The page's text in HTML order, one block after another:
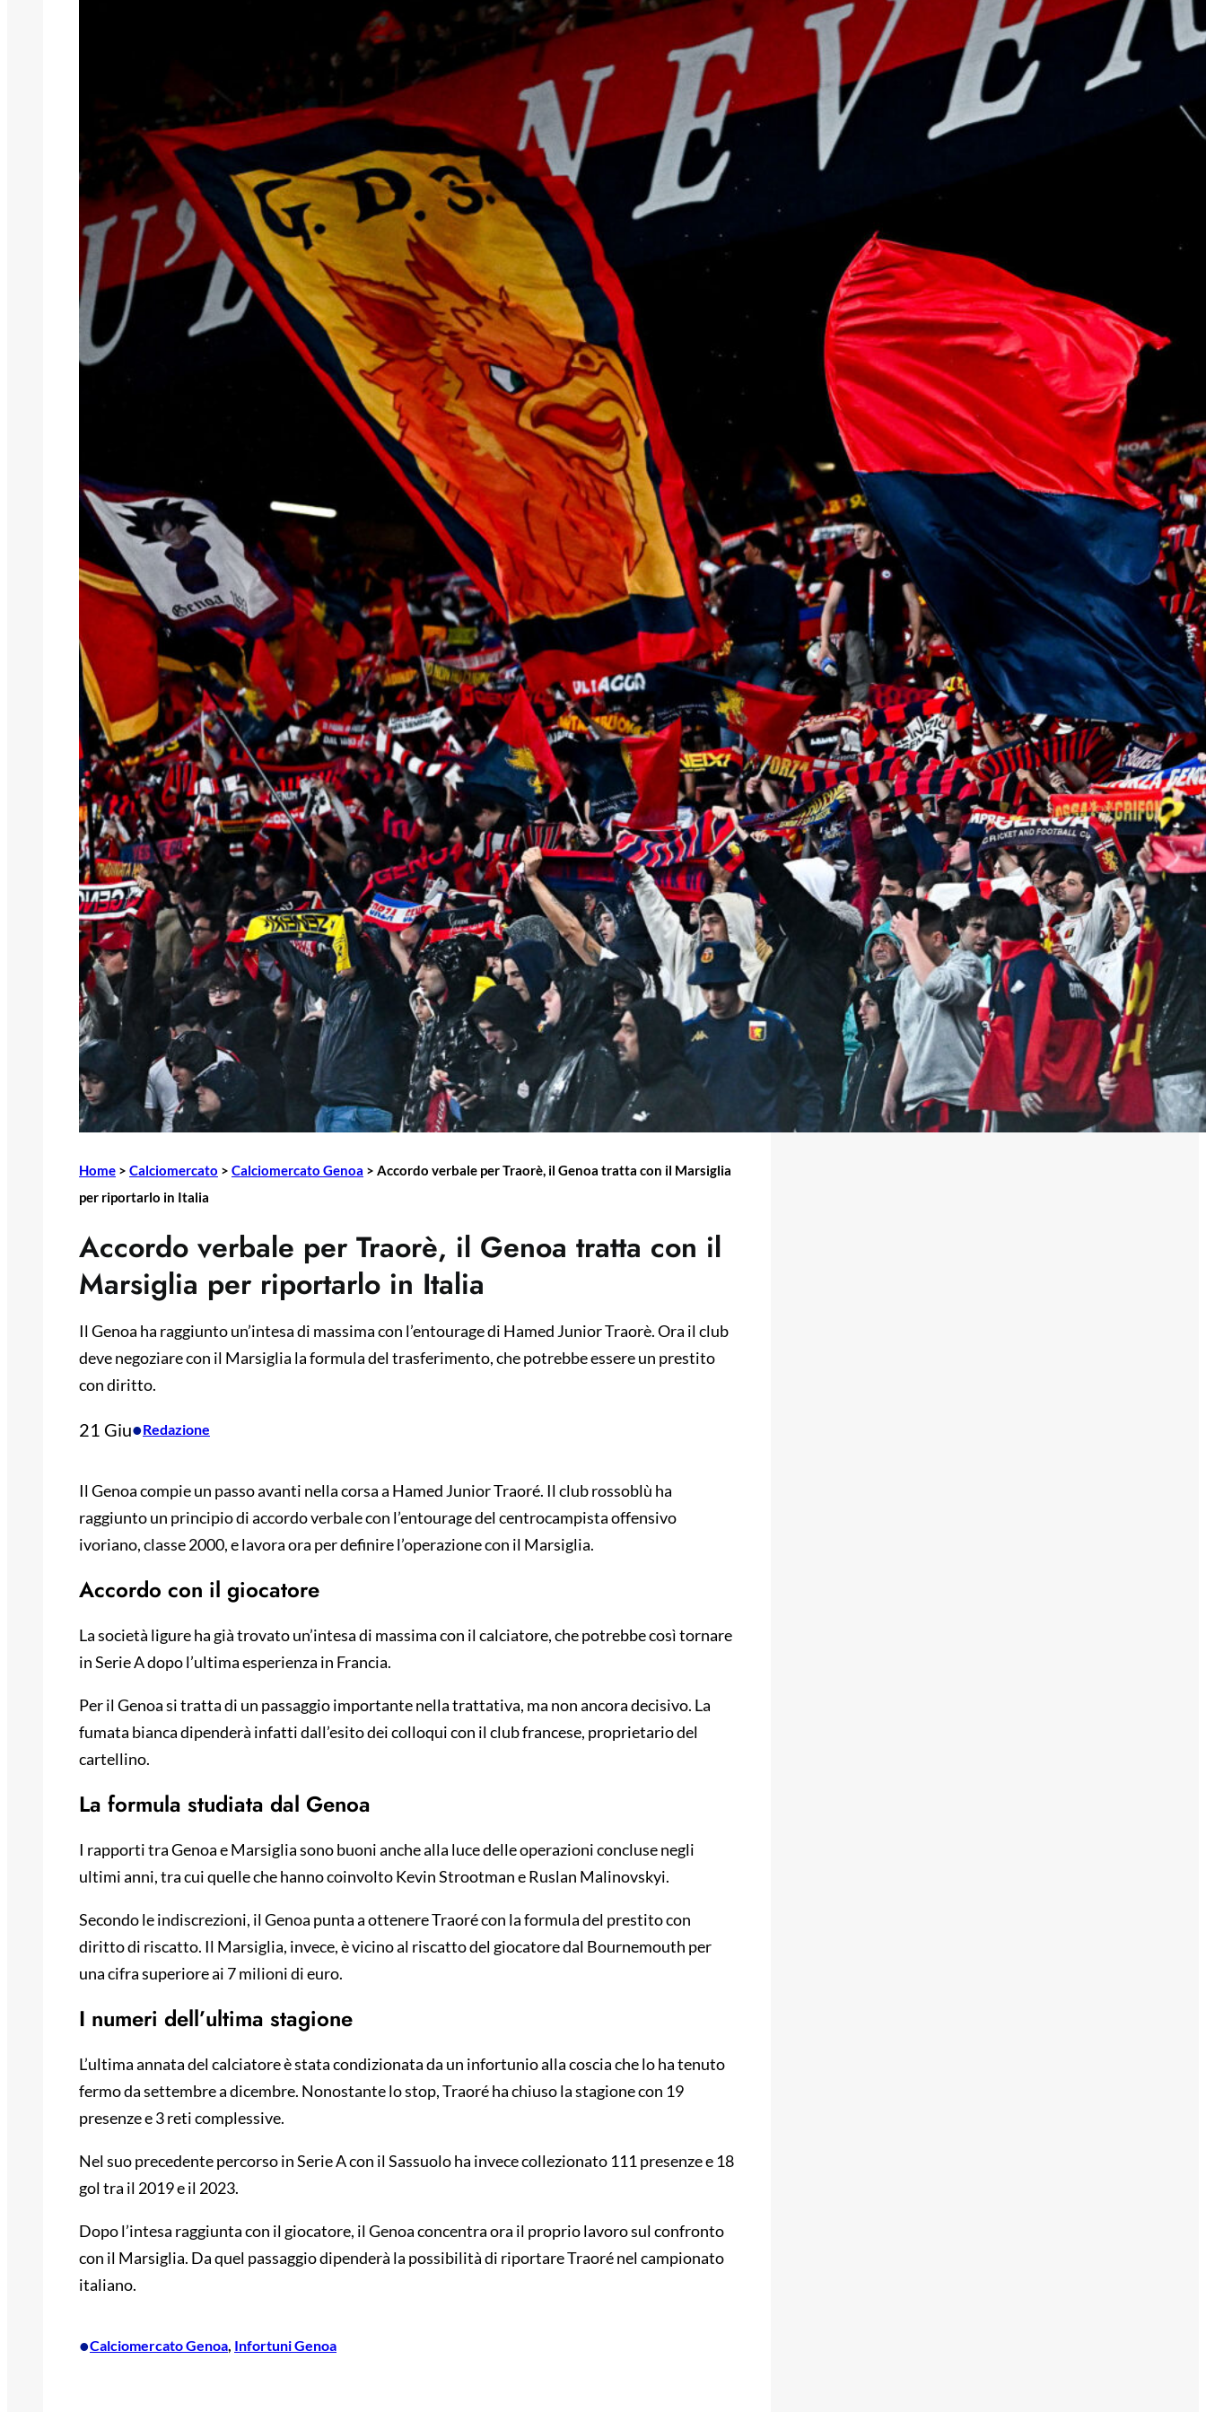
Home > Calciomercato > Calciomercato Genoa > Accordo verbale per Traorè, il Genoa tratta con il Marsiglia
per riportarlo in Italia
Accordo verbale per Traorè, il Genoa tratta con il
Marsiglia per riportarlo in Italia
Il Genoa ha raggiunto un’intesa di massima con l’entourage di Hamed Junior Traorè. Ora il club
deve negoziare con il Marsiglia la formula del trasferimento, che potrebbe essere un prestito
con diritto.
21 Giu•Redazione
Il Genoa compie un passo avanti nella corsa a Hamed Junior Traoré. Il club rossoblù ha
raggiunto un principio di accordo verbale con l’entourage del centrocampista offensivo
ivoriano, classe 2000, e lavora ora per definire l’operazione con il Marsiglia.
Accordo con il giocatore
La società ligure ha già trovato un’intesa di massima con il calciatore, che potrebbe così tornare
in Serie A dopo l’ultima esperienza in Francia.
Per il Genoa si tratta di un passaggio importante nella trattativa, ma non ancora decisivo. La
fumata bianca dipenderà infatti dall’esito dei colloqui con il club francese, proprietario del
cartellino.
La formula studiata dal Genoa
I rapporti tra Genoa e Marsiglia sono buoni anche alla luce delle operazioni concluse negli
ultimi anni, tra cui quelle che hanno coinvolto Kevin Strootman e Ruslan Malinovskyi.
Secondo le indiscrezioni, il Genoa punta a ottenere Traoré con la formula del prestito con
diritto di riscatto. Il Marsiglia, invece, è vicino al riscatto del giocatore dal Bournemouth per
una cifra superiore ai 7 milioni di euro.
I numeri dell’ultima stagione
L’ultima annata del calciatore è stata condizionata da un infortunio alla coscia che lo ha tenuto
fermo da settembre a dicembre. Nonostante lo stop, Traoré ha chiuso la stagione con 19
presenze e 3 reti complessive.
Nel suo precedente percorso in Serie A con il Sassuolo ha invece collezionato 111 presenze e 18
gol tra il 2019 e il 2023.
Dopo l’intesa raggiunta con il giocatore, il Genoa concentra ora il proprio lavoro sul confronto
con il Marsiglia. Da quel passaggio dipenderà la possibilità di riportare Traoré nel campionato
italiano.
•Calciomercato Genoa, Infortuni Genoa
9 Agosto 2026
Coppa Italia, sarà l’Ascoli
l’avversario del Genoa: si gioca il 16
agosto
sorpresa?
9 Agosto 2026